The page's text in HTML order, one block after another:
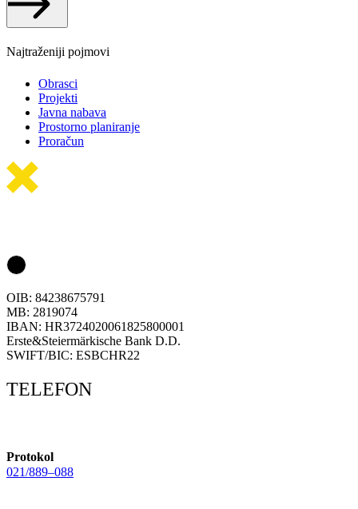
Najtraženiji pojmovi
Obrasci
Projekti
Javna nabava
Prostorno planiranje
Proračun
OIB: 84238675791
MB: 2819074
IBAN: HR3724020061825800001
Erste&Steiermärkische Bank D.D.
SWIFT/BIC: ESBCHR22
TELEFON
Protokol
021/889–088